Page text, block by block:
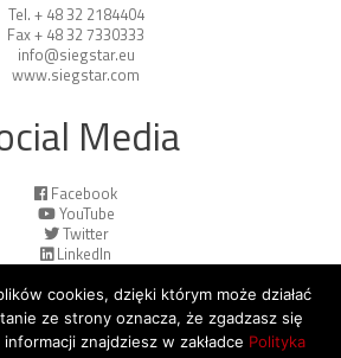
Tel. + 48 32 2184404
Fax + 48 32 7330333
info@siegstar.eu
www.siegstar.com
Media
Facebook
YouTube
Twitter
LinkedIn
cookies, dzięki którym może działać
ze strony oznacza, że zgadzasz się
znajdziesz w zakładce Polityka